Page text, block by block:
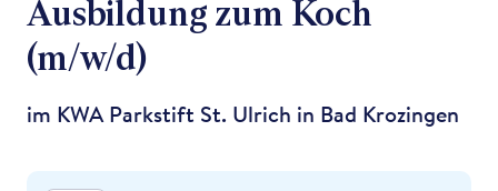
Ausbildung zum Koch
(m/w/d)
im KWA Parkstift St. Ulrich in Bad Krozingen